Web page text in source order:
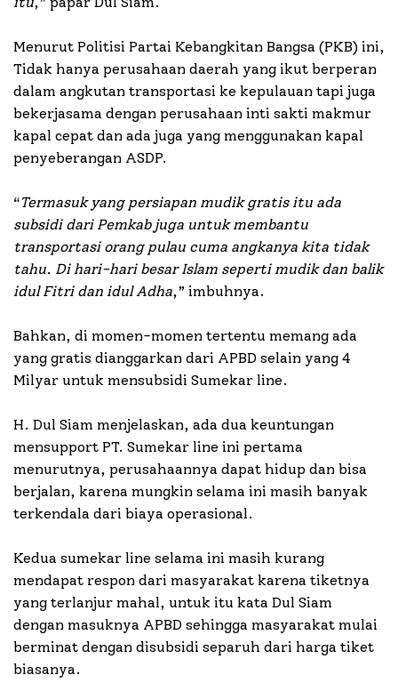
Menurut Politisi Partai Kebangkitan Bangsa (PKB) ini,
Tidak hanya perusahaan daerah yang ikut berperan
dalam angkutan transportasi ke kepulauan tapi juga
bekerjasama dengan perusahaan inti sakti makmur
kapal cepat dan ada juga yang menggunakan kapal
penyeberangan ASDP.
“Termasuk yang persiapan mudik gratis itu ada
subsidi dari Pemkab juga untuk membantu
transportasi orang pulau cuma angkanya kita tidak
tahu. Di hari-hari besar Islam seperti mudik dan balik
idul Fitri dan idul Adha,” imbuhnya.
Bahkan, di momen-momen tertentu memang ada
yang gratis dianggarkan dari APBD selain yang 4
Milyar untuk mensubsidi Sumekar line.
H. Dul Siam menjelaskan, ada dua keuntungan
mensupport PT. Sumekar line ini pertama
menurutnya, perusahaannya dapat hidup dan bisa
berjalan, karena mungkin selama ini masih banyak
terkendala dari biaya operasional.
Kedua sumekar line selama ini masih kurang
mendapat respon dari masyarakat karena tiketnya
yang terlanjur mahal, untuk itu kata Dul Siam
dengan masuknya APBD sehingga masyarakat mulai
berminat dengan disubsidi separuh dari harga tiket
biasanya.